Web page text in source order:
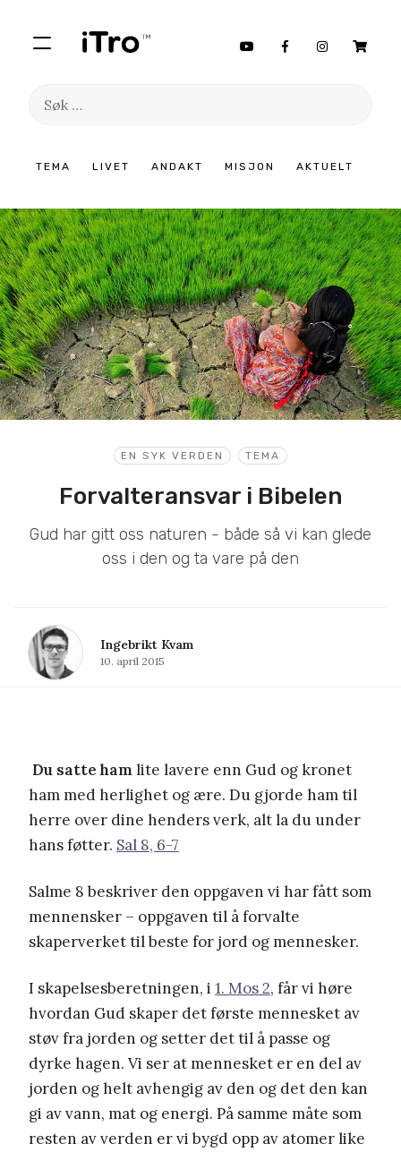
TEMA LIVET ANDAKT MISJON AKTUELT
Søk
innhold
EN SYK VERDEN TEMA
Forvalteransvar i Bibelen
Gud har gitt oss naturen - både så vi kan glede
oss i den og ta vare på den
Ingebrikt Kvam
10. april 2015
Du satte hamlite lavere enn Gud og kronet
ham med herlighet og ære. Du gjorde ham til
herre over dine henders verk, alt la du under
hans føtter. Sal 8, 6-7
Salme 8 beskriver den oppgaven vi har fått som
mennensker – oppgaven til å forvalte
skaperverket til beste for jord og mennesker.
I skapelsesberetningen, i 1. Mos 2, får vi høre
hvordan Gud skaper det første mennesket av
støv fra jorden og setter det til å passe og
dyrke hagen. Vi ser at mennesket er en del av
jorden og helt avhengig av den og det den kan
gi av vann, mat og energi. På samme måte som
resten av verden er vi bygd opp av atomer like